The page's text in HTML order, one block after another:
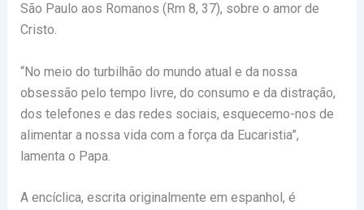
São Paulo aos Romanos (Rm 8, 37), sobre o amor de
Cristo.
“No meio do turbilhão do mundo atual e da nossa
obsessão pelo tempo livre, do consumo e da distração,
dos telefones e das redes sociais, esquecemo-nos de
alimentar a nossa vida com a força da Eucaristia”,
lamenta o Papa.
A encíclica, escrita originalmente em espanhol, é